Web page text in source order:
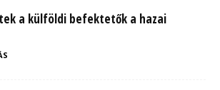
a külföldi befektetők a hazai